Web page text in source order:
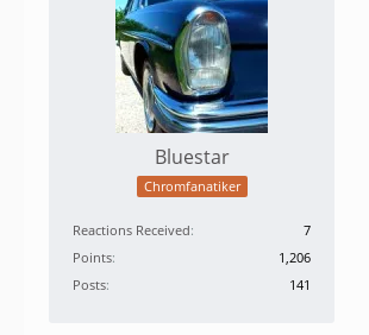
Bluestar
Chromfanatiker
Reactions Received
7
Points
1,206
Posts
141